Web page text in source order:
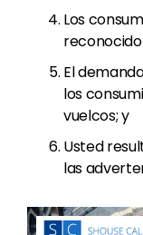
Los
El
los
vuelcos; y
Usted
las